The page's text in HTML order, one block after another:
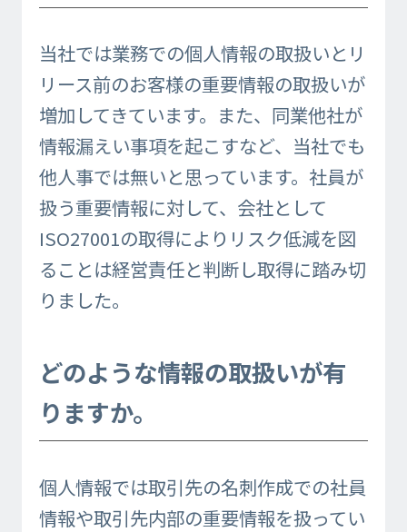
当社では業務での個人情報の取扱いとリ
リース前のお客様の重要情報の取扱いが
増加してきています。また、同業他社が
情報漏えい事項を起こすなど、当社でも
他人事では無いと思っています。社員が
扱う重要情報に対して、会社として
ISO27001の取得によりリスク低減を図
ることは経営責任と判断し取得に踏み切
りました。
どのような情報の取扱いが有
りますか。
個人情報では取引先の名刺作成での社員
情報や取引先内部の重要情報を扱ってい